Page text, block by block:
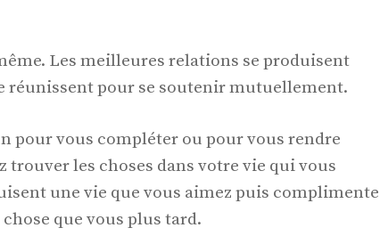
Les meilleures relations se produisent
réunissent pour se soutenir mutuellement.
pour vous compléter ou pour vous rendre
trouver les choses dans votre vie qui vous
une vie que vous aimez puis
que vous plus tard.